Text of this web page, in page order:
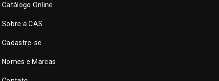
Catálogo Online
Sobre a CAS
Cadastre-se
Nomes e Marcas